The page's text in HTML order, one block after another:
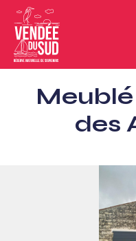
Sud
Vendée
ToerismeVVV-des